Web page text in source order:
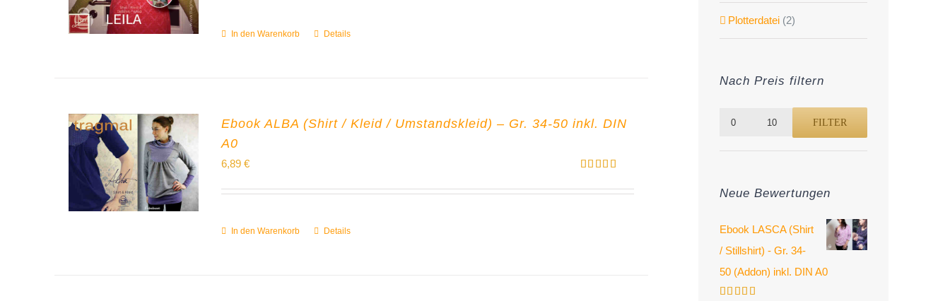
In den Warenkorb Details
Ebook ALBA (Shirt / Kleid / Umstandskleid) – Gr. 34-50 inkl. DIN
A0
mit5.00
6,89 €
In den Warenkorb Details
Plotterdatei (2)
Nach Preis filtern
Min.
Max.
10 €
Ebook LASCA (Shirt
/ Stillshirt) - Gr. 34-
50 (Addon) inkl. DIN A0